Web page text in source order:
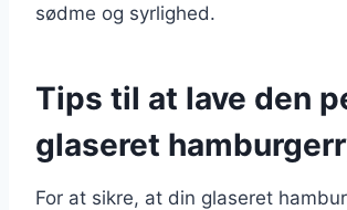
sødme og syrlighed.
Tips til at lave den
glaseret
For at sikre, at din glaseret